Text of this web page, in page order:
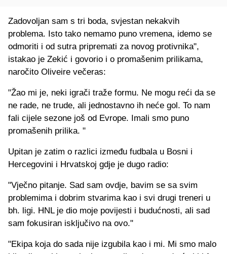
Zadovoljan sam s tri boda, svjestan nekakvih
problema. Isto tako nemamo puno vremena, idemo se
odmoriti i od sutra pripremati za novog protivnika",
istakao je Zekić i govorio i o promašenim prilikama,
naročito Oliveire večeras:
"Žao mi je, neki igrači traže formu. Ne mogu reći da se
ne rade, ne trude, ali jednostavno ih neće gol. To nam
fali cijele sezone još od Evrope. Imali smo puno
promašenih prilika. "
Upitan je zatim o razlici između fudbala u Bosni i
Hercegovini i Hrvatskoj gdje je dugo radio:
"Vječno pitanje. Sad sam ovdje, bavim se sa svim
problemima i dobrim stvarima kao i svi drugi treneri u
bh. ligi. HNL je dio moje povijesti i budućnosti, ali sad
sam fokusiran isključivo na ovo."
"Ekipa koja do sada nije izgubila kao i mi. Mi smo malo